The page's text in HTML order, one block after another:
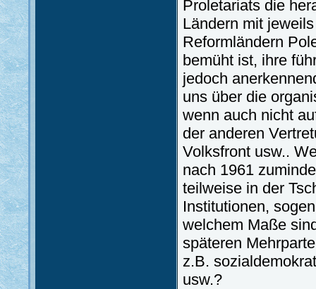
Proletariats die
Ländern mit
Reformländern
bemüht ist, ihre
jedoch
uns über die
wenn auch nicht
der anderen
Volksfront usw..
nach 1961
teilweise in der
Institutionen,
welchem Maße
späteren
z.B.
usw.?